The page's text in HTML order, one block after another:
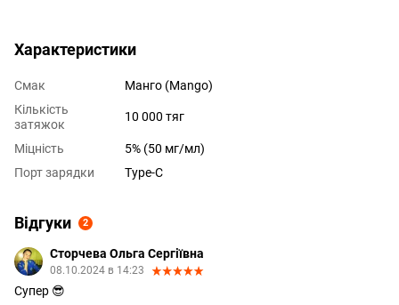
Характеристики
Смак
Манго (Mango)
Кількість
затяжок
10 000 тяг
Міцність
5% (50 мг/мл)
Порт зарядки
Type-C
Відгуки 2
Сторчева Ольга Сергіївна
08.10.2024 в 14:23
Супер 😎